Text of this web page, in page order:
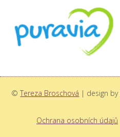
©Tereza Broschová | design by
Ochrana osobních údajů